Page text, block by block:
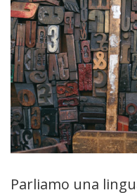
Parliamo una